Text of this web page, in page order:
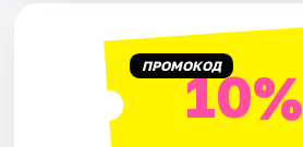
ПРОМОКОД10%